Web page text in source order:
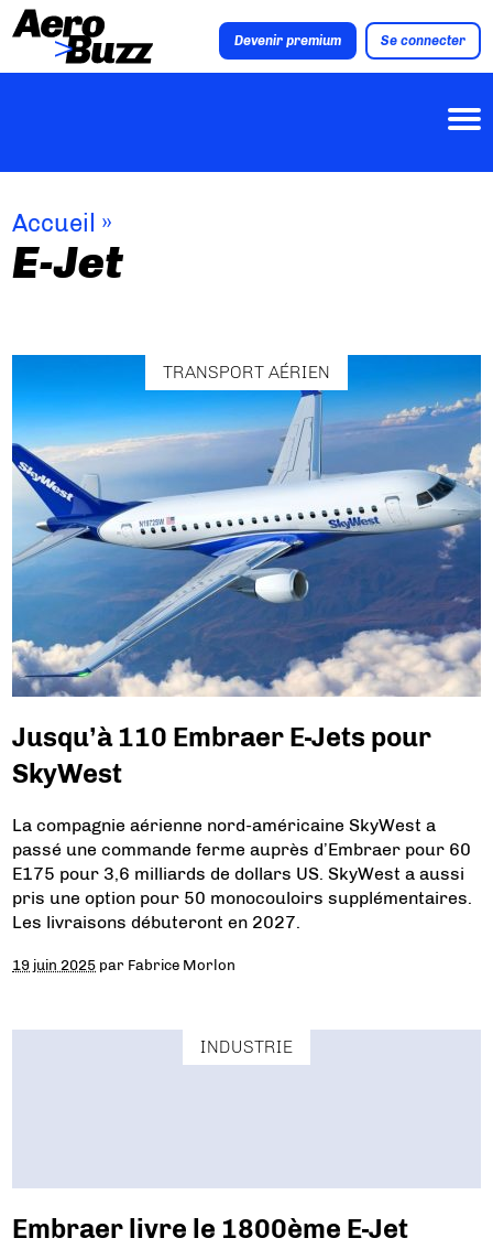
Devenir premium Se connecter
Accueil »
E-Jet
TRANSPORT AÉRIEN
Jusqu’à 110 Embraer E-Jets pour
SkyWest
La compagnie aérienne nord-américaine SkyWest a
passé une commande ferme auprès d’Embraer pour 60
E175 pour 3,6 milliards de dollars US. SkyWest a aussi
pris une option pour 50 monocouloirs supplémentaires.
Les livraisons débuteront en 2027.
19 juin 2025 par Fabrice Morlon
INDUSTRIE
Embraer livre le 1800ème E-Jet